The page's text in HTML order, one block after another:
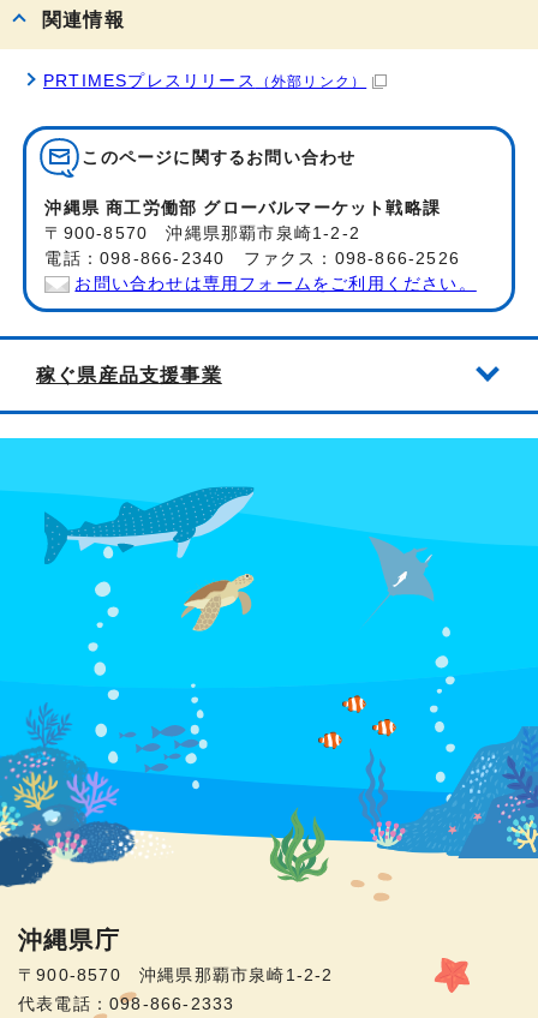
関連情報
PRTIMESプレスリリース （外部リンク）
このページに関する お問い合わせ
沖縄県 商工労働部 グローバルマーケット戦略課
〒900-8570 沖縄県那覇市泉崎1-2-2
電話：098-866-2340 ファクス：098-866-2526
お問い合わせは専用フォームをご利用ください。
稼ぐ県産品支援事業
沖縄県庁
〒900-8570 沖縄県那覇市泉崎1-2-2
代表電話：098-866-2333